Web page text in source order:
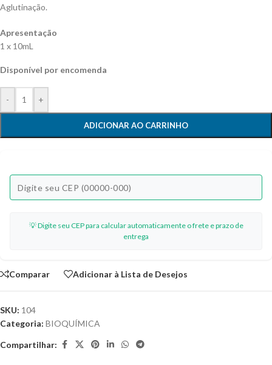
Aglutinação.
Apresentação
1 x 10mL
Disponível por encomenda
- +
ADICIONAR AO CARRINHO
💡 Digite seu CEP para calcular automaticamente o frete e prazo de
entrega
Comparar Adicionar à Lista de Desejos
SKU: 104
Categoria: BIOQUÍMICA
Compartilhar: